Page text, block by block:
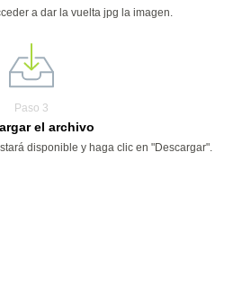
a dar la vuelta jpg la imagen.
Paso 3
el archivo
disponible y haga clic en "Descargar".